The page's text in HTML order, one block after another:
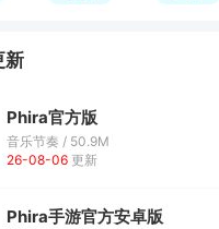
新
Phira官方版
音乐节奏 / 50.9M
26-08-06 更新
Phira手游官方安卓版